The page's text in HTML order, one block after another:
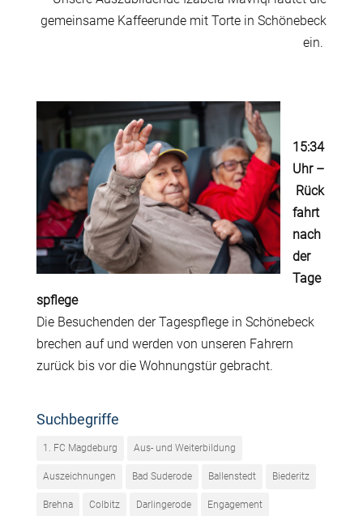
gemeinsame Kaffeerunde mit Torte in Schönebeck
ein.
15:34
Uhr–
Rück
fahrt
nach
der
Tage
spflege
Die Besuchenden der Tagespflege in Schönebeck
brechen auf und werden von unseren Fahrern
zurück bis vor die Wohnungstür gebracht.
Suchbegriffe
1. FC Magdeburg Aus- und Weiterbildung
Auszeichnungen Bad Suderode Ballenstedt Biederitz
Brehna Colbitz Darlingerode Engagement